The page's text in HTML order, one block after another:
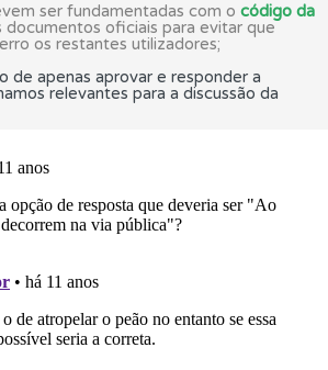
ser fundamentadas com o código da
documentos oficiais para evitar que
os restantes utilizadores;
de apenas aprovar e responder a
relevantes para a discussão da